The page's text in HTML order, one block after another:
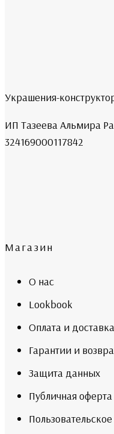
Украшения-
ИП Тазеева Альмира
324169000117842
Магазин
О нас
Lookbook
Оплата и доставка
Гарантии и
Защита данных
Публичная оферта